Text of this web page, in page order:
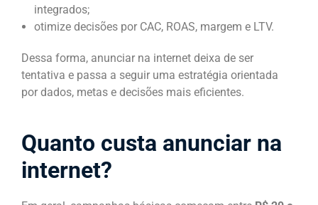
integrados;
otimize decisões por CAC, ROAS, margem e LTV.
Dessa forma, anunciar na internet deixa de ser
tentativa e passa a seguir uma estratégia orientada
por dados, metas e decisões mais eficientes.
Quanto custa anunciar na
internet?